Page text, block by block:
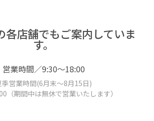
各店舗でもご案内していま
す。
営業時間／9:30～18:00
季営業時間(6月末～8月15日)
（期間中は無休で営業いたします）